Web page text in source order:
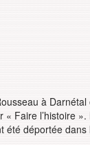
à
Faire l’histoire
déportée